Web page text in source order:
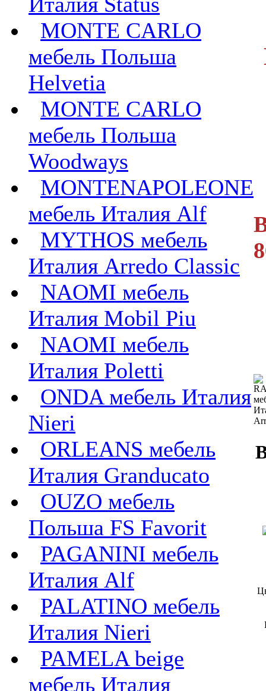
MONTE CARLO
мебель Польша
Helvetia
MONTE CARLO
мебель Польша
Woodways
MONTENAPOLEONE
мебель Италия Alf
MYTHOS мебель
Италия Arredo Classic
NAOMI мебель
Италия Mobil Piu
NAOMI мебель
Италия Poletti
ONDA мебель Италия
Nieri
ORLEANS мебель
Италия Granducato
OUZO мебель
Польша FS Favorit
PAGANINI мебель
Италия Alf
PALATINO мебель
Италия Nieri
PAMELA beige
мебель Италия